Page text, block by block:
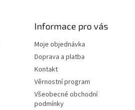
Informace pro vás
Moje objednávka
Doprava a platba
Kontakt
Věrnostní program
Všeobecné obchodní
podmínky